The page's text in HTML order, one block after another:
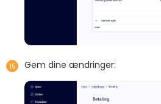
Gem dine ændringer: